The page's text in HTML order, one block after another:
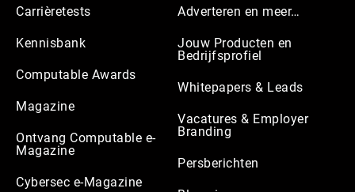
Carrièretests
Kennisbank
Computable Awards
Magazine
Ontvang Computable e-
Magazine
Cybersec e-Magazine
Adverteren en meer…
Jouw Producten en
Bedrijfsprofiel
Whitepapers & Leads
Vacatures & Employer
Branding
Persberichten